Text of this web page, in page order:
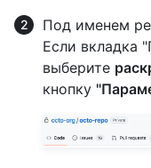
Под именем
Если вкладка
выберите
кнопку